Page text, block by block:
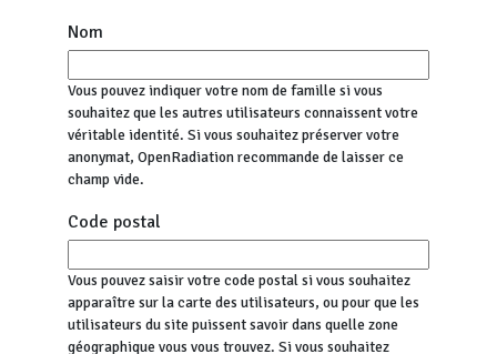
Nom
Vous pouvez indiquer votre nom de famille si vous
souhaitez que les autres utilisateurs connaissent votre
véritable identité. Si vous souhaitez préserver votre
anonymat, OpenRadiation recommande de laisser ce
champ vide.
Code postal
Vous pouvez saisir votre code postal si vous souhaitez
apparaître sur la carte des utilisateurs, ou pour que les
utilisateurs du site puissent savoir dans quelle zone
géographique vous vous trouvez. Si vous souhaitez